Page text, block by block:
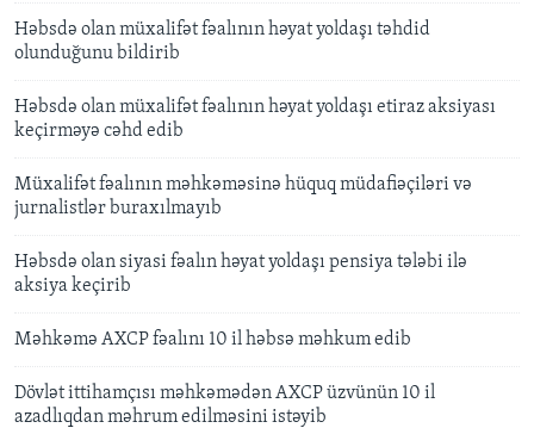
Həbsdə olan müxalifət fəalının həyat yoldaşı təhdid
olunduğunu bildirib
Həbsdə olan müxalifət fəalının həyat yoldaşı etiraz aksiyası
keçirməyə cəhd edib
Müxalifət fəalının məhkəməsinə hüquq müdafiəçiləri və
jurnalistlər buraxılmayıb
Həbsdə olan siyasi fəalın həyat yoldaşı pensiya tələbi ilə
aksiya keçirib
Məhkəmə AXCP fəalını 10 il həbsə məhkum edib
Dövlət ittihamçısı məhkəmədən AXCP üzvünün 10 il
azadlıqdan məhrum edilməsini istəyib